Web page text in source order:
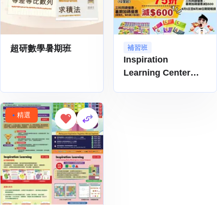
超研數學暑期班 補習班
Inspiration
Learning Center
精選